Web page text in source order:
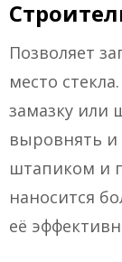
Позволяет
место
замазку или
выровнять и
штапиком и
наносится
её